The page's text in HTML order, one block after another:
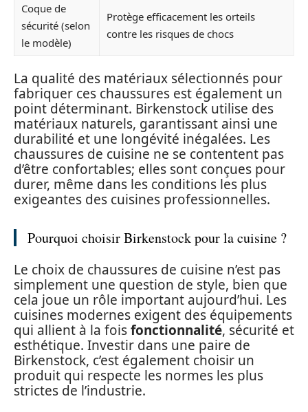
Coque de
sécurité (selon
le modèle)
Protège efficacement les orteils
contre les risques de chocs
La qualité des matériaux sélectionnés pour
fabriquer ces chaussures est également un
point déterminant. Birkenstock utilise des
matériaux naturels, garantissant ainsi une
durabilité et une longévité inégalées. Les
chaussures de cuisine ne se contentent pas
d’être confortables; elles sont conçues pour
durer, même dans les conditions les plus
exigeantes des cuisines professionnelles.
Pourquoi choisir Birkenstock pour la cuisine ?
Le choix de chaussures de cuisine n’est pas
simplement une question de style, bien que
cela joue un rôle important aujourd’hui. Les
cuisines modernes exigent des équipements
qui allient à la foisfonctionnalité, sécurité et
esthétique. Investir dans une paire de
Birkenstock, c’est également choisir un
produit qui respecte les normes les plus
strictes de l’industrie.